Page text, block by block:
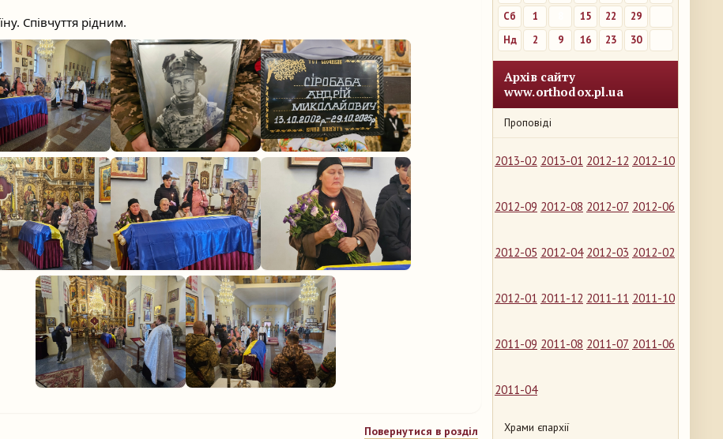
Сб
1 15 22
29
Нд
2 9 16 23 30
Архів сайту
www.orthodox.pl.ua
Проповіді
2013-02 2013-01 2012-12 2012-10
2012-09 2012-08 2012-07 2012-06
2012-05 2012-04 2012-03 2012-02
2012-01 2011-12 2011-11 2011-10
2011-09 2011-08 2011-07 2011-06
2011-04
Храми єпархії
Співчуття рідним.
Повернутися в розділ